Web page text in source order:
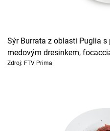
Sýr Burrata z oblasti Puglia
medovým dresinkem,
Zdroj: FTV Prima